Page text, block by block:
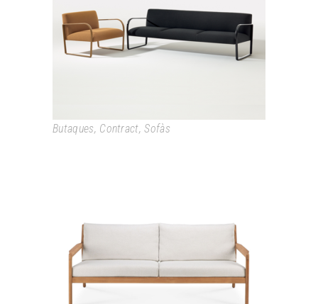
ARCOS
Butaques, Contract,Sofàs
JACK OUTDOOR